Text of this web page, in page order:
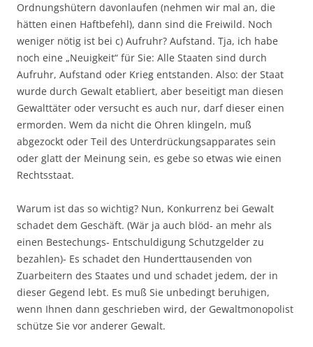
Ordnungshütern davonlaufen (nehmen wir mal an, die
hätten einen Haftbefehl), dann sind die Freiwild. Noch
weniger nötig ist bei c) Aufruhr? Aufstand. Tja, ich habe
noch eine „Neuigkeit“ für Sie: Alle Staaten sind durch
Aufruhr, Aufstand oder Krieg entstanden. Also: der Staat
wurde durch Gewalt etabliert, aber beseitigt man diesen
Gewalttäter oder versucht es auch nur, darf dieser einen
ermorden. Wem da nicht die Ohren klingeln, muß
abgezockt oder Teil des Unterdrückungsapparates sein
oder glatt der Meinung sein, es gebe so etwas wie einen
Rechtsstaat.
Warum ist das so wichtig? Nun, Konkurrenz bei Gewalt
schadet dem Geschäft. (Wär ja auch blöd- an mehr als
einen Bestechungs- Entschuldigung Schutzgelder zu
bezahlen)- Es schadet den Hunderttausenden von
Zuarbeitern des Staates und und schadet jedem, der in
dieser Gegend lebt. Es muß Sie unbedingt beruhigen,
wenn Ihnen dann geschrieben wird, der Gewaltmonopolist
schütze Sie vor anderer Gewalt.